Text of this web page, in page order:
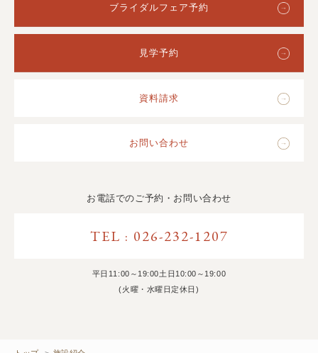
ブライダルフェア予約
見学予約
資料請求
お問い合わせ
お電話でのご予約・お問い合わせ
TEL : 026-232-1207
平日11:00～19:00土日10:00～19:00
(火曜・水曜日定休日)